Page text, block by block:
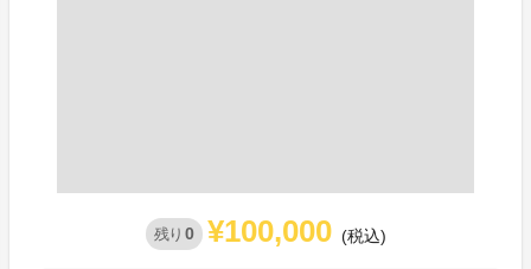
残り 0 ¥100,000 (税込)